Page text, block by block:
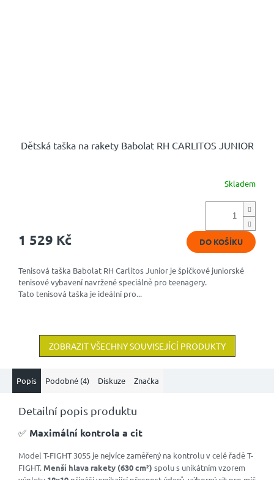
Dětská taška na rakety Babolat RH CARLITOS JUNIOR
Skladem
1 529 Kč DO KOŠÍKU
Tenisová taška Babolat RH Carlitos Junior je špičkové juniorské
tenisové vybavení navržené speciálně pro teenagery.
Tato tenisová taška je ideální pro...
ZOBRAZIT VŠECHNY SOUVISEJÍCÍ PRODUKTY
Popis Podobné (4) Diskuze Značka
Detailní popis produktu
✅ Maximální kontrola a cit
Model T-FIGHT 305S je nejvíce zaměřený na kontrolu v celé řadě T-
FIGHT. Menší hlava rakety (630 cm²) spolu s unikátním vzorem